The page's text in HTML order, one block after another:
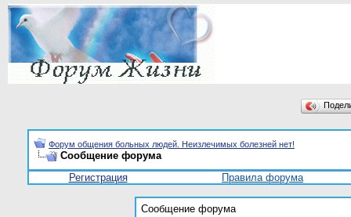
Форум общения больных людей. Неизлечимых болезней нет!
Сообщение форума
Регистрация
Правила форума
Сообщение форума